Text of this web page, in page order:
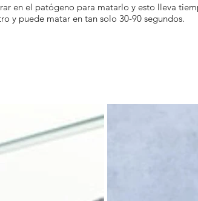
en el patógeno para matarlo y esto lleva
y puede matar en tan solo 30-90 segundos.